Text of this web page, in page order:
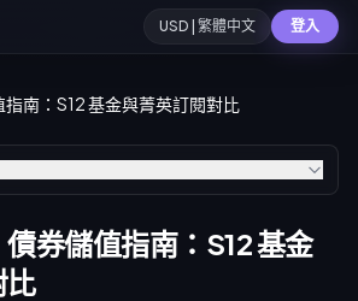
USD | 繁體中文 登入
指南：S12 基金與菁英訂閱對比
債券儲值指南：S12 基金
比